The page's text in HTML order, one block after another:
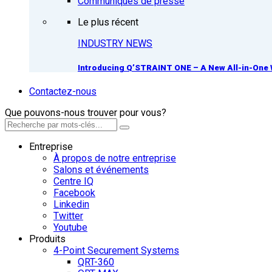
Le plus récent
INDUSTRY NEWS
Introducing Q’STRAINT ONE – A New All-in-
Contactez-nous
Que pouvons-nous trouver pour vous?
Entreprise
À propos de notre entreprise
Salons et événements
Centre IQ
Facebook
Linkedin
Twitter
Youtube
Produits
4-Point Securement Systems
QRT-360